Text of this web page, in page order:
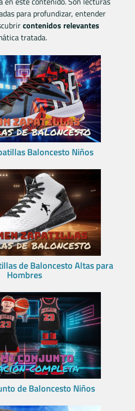
para profundizar, entender
contenidos relevantes
tratada.
Baloncesto Niños
de Baloncesto Altas para
Hombres
de Baloncesto Niños